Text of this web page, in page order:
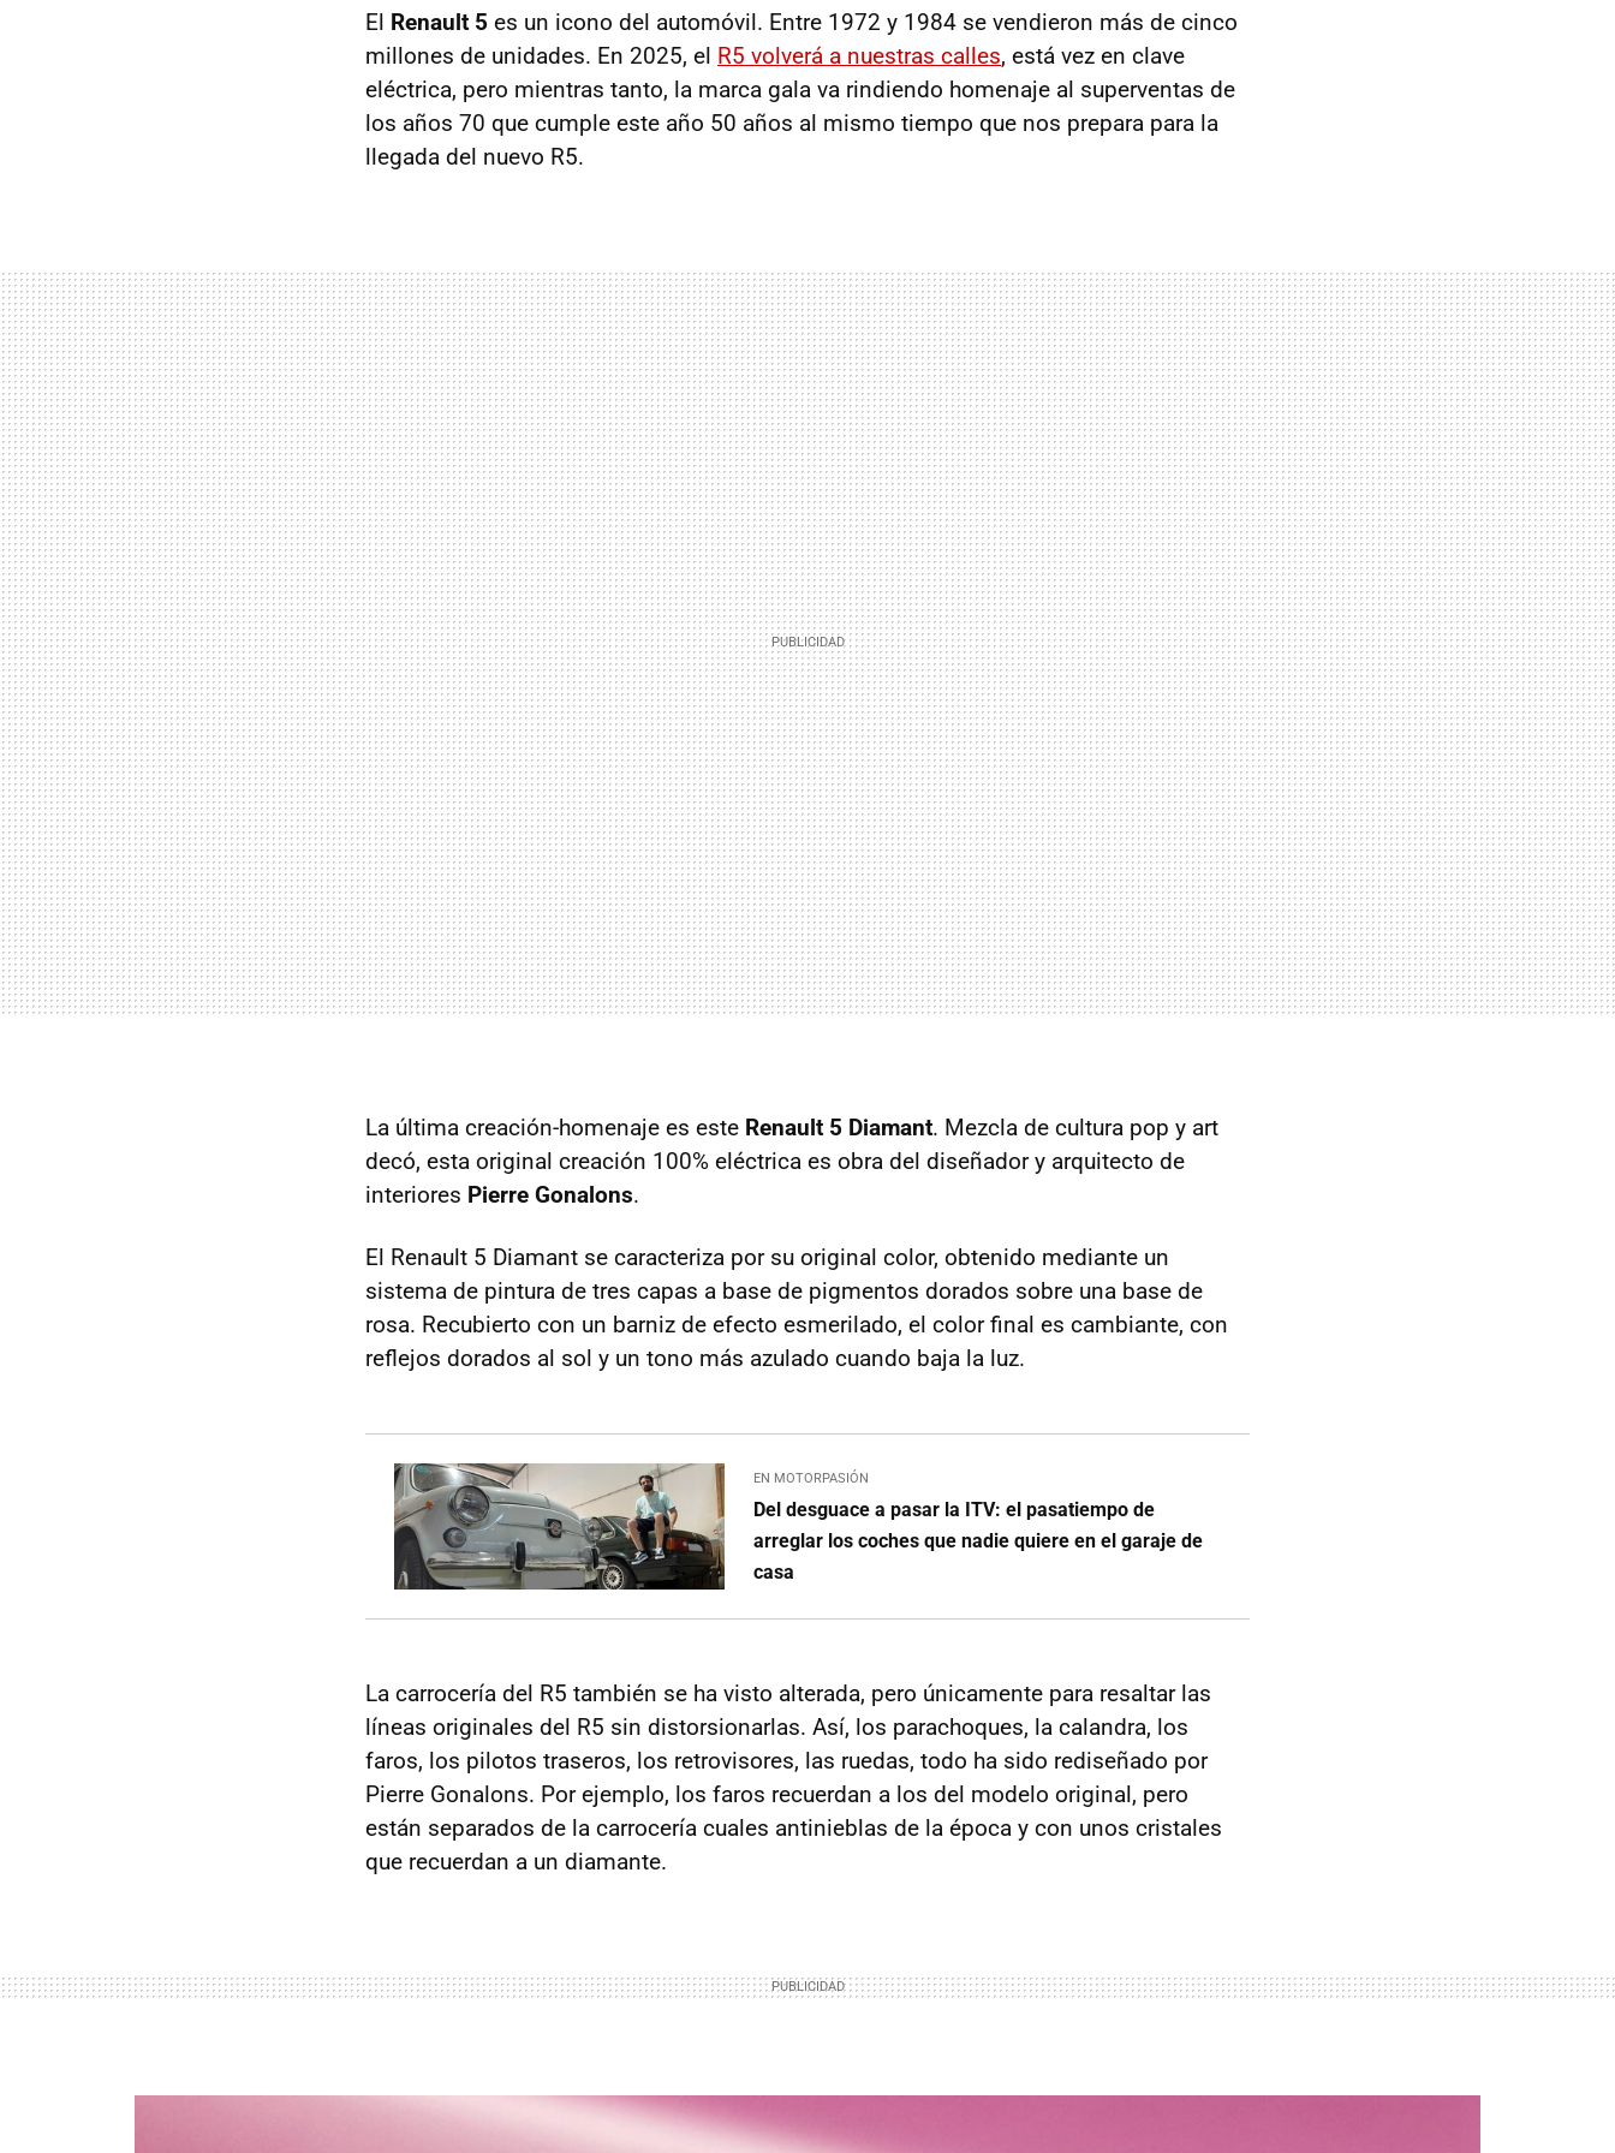
El Renault 5 es un icono del automóvil. Entre 1972 y 1984 se vendieron más de cinco
millones de unidades. En 2025, el R5 volverá a nuestras calles, está vez en clave
eléctrica, pero mientras tanto, la marca gala va rindiendo homenaje al superventas de
los años 70 que cumple este año 50 años al mismo tiempo que nos prepara para la
llegada del nuevo R5.
La última creación-homenaje es este Renault 5 Diamant. Mezcla de cultura pop y art
decó, esta original creación 100% eléctrica es obra del diseñador y arquitecto de
interiores Pierre Gonalons.
El Renault 5 Diamant se caracteriza por su original color, obtenido mediante un
sistema de pintura de tres capas a base de pigmentos dorados sobre una base de
rosa. Recubierto con un barniz de efecto esmerilado, el color final es cambiante, con
reflejos dorados al sol y un tono más azulado cuando baja la luz.
EN MOTORPASIÓN
Del desguace a pasar la ITV: el pasatiempo de
arreglar los coches que nadie quiere en el garaje de
casa
La carrocería del R5 también se ha visto alterada, pero únicamente para resaltar las
líneas originales del R5 sin distorsionarlas. Así, los parachoques, la calandra, los
faros, los pilotos traseros, los retrovisores, las ruedas, todo ha sido rediseñado por
Pierre Gonalons. Por ejemplo, los faros recuerdan a los del modelo original, pero
están separados de la carrocería cuales antinieblas de la época y con unos cristales
que recuerdan a un diamante.